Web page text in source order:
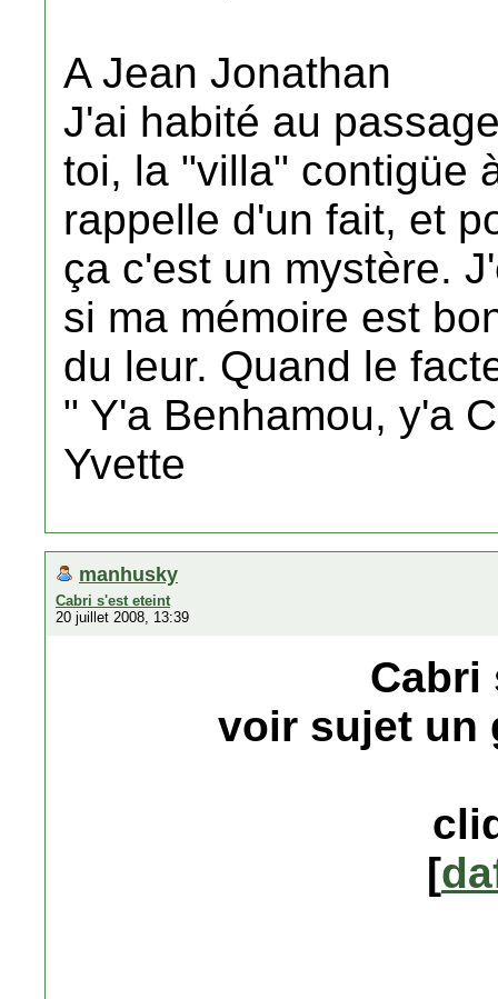
A Jean Jonathan
J'ai habité au
toi, la "villa" contigüe
rappelle d'un fait, et
ça c'est un mystère.
si ma mémoire est
du leur. Quand le
" Y'a Benhamou, y'a
Yvette
manhusky
Cabri s'est eteint
20 juillet 2008, 13:39
Cabri
voir sujet un
[